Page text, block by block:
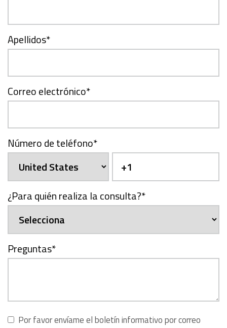
Apellidos*
Correo electrónico*
Número de teléfono*
¿Para quién realiza la consulta?*
Preguntas*
Por favor envíame el boletín informativo por correo